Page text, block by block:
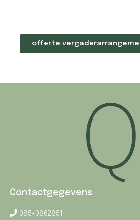
offerte
Contactgegevens
085-0862851